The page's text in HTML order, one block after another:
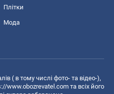
Плітки
Мода
( в тому числі фото- та відео-),
www.obozrevatel.com та всіх його